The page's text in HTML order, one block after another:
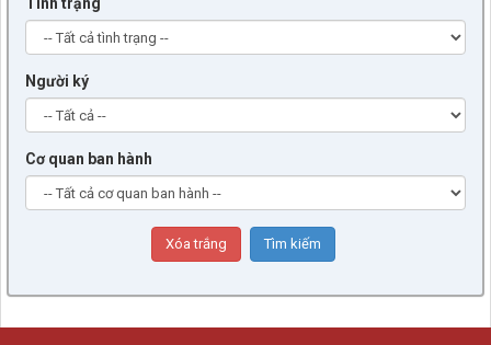
Người ký
Cơ quan ban hành